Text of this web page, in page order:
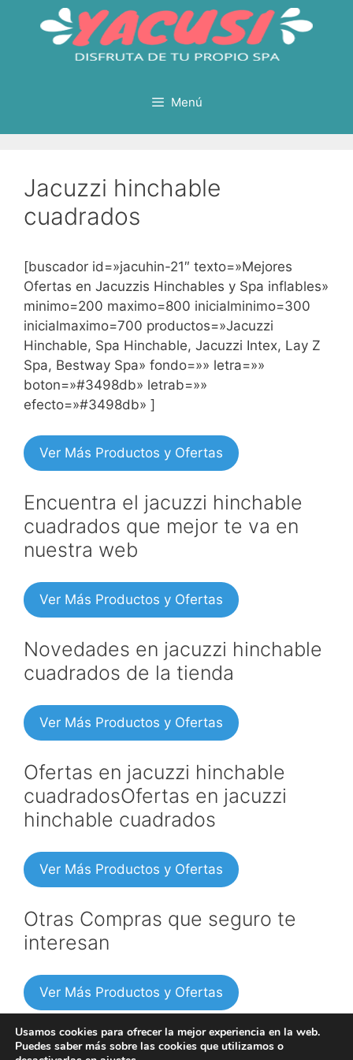
contenido
Menú
Jacuzzi hinchable
cuadrados
[buscador id=»jacuhin-21″ texto=»Mejores
Ofertas en Jacuzzis Hinchables y Spa inflables»
minimo=200 maximo=800 inicialminimo=300
inicialmaximo=700 productos=»Jacuzzi
Hinchable, Spa Hinchable, Jacuzzi Intex, Lay Z
Spa, Bestway Spa» fondo=»» letra=»»
boton=»#3498db» letrab=»»
efecto=»#3498db» ]
Ver Más Productos y Ofertas
Encuentra el jacuzzi hinchable
cuadrados que mejor te va en
nuestra web
Ver Más Productos y Ofertas
Novedades en jacuzzi hinchable
cuadrados de la tienda
Ver Más Productos y Ofertas
Ofertas en jacuzzi hinchable
cuadradosOfertas en jacuzzi
hinchable cuadrados
Ver Más Productos y Ofertas
Otras Compras que seguro te
interesan
Ver Más Productos y Ofertas
Usamos cookies para ofrecer la mejor experiencia en la web.
Puedes saber más sobre las cookies que utilizamos o